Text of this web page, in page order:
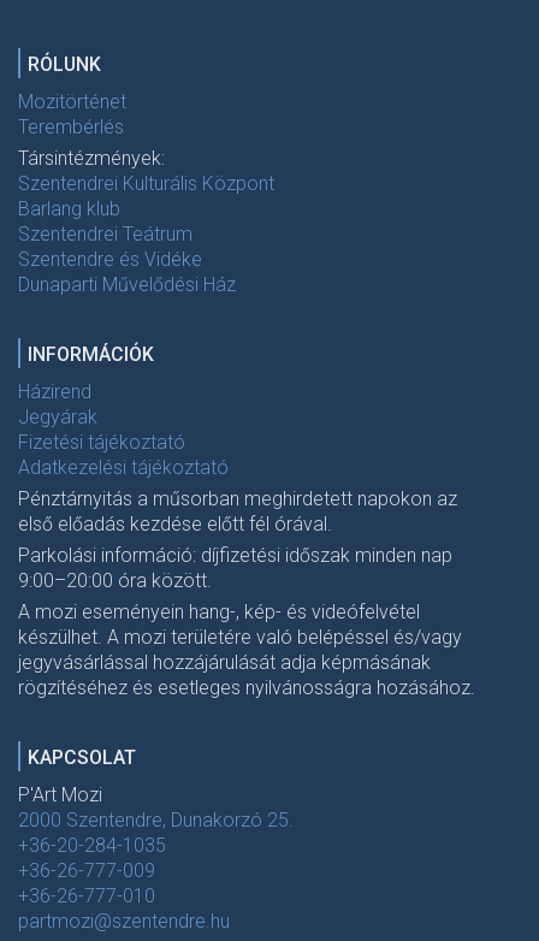
RÓLUNK
Mozitörténet
Terembérlés
Társintézmények:
Szentendrei Kulturális Központ
Barlang klub
Szentendrei Teátrum
Szentendre és Vidéke
Dunaparti Művelődési Ház
INFORMÁCIÓK
Házirend
Jegyárak
Fizetési tájékoztató
Adatkezelési tájékoztató
Pénztárnyitás a műsorban meghirdetett napokon az
első előadás kezdése előtt fél órával.
Parkolási információ: díjfizetési időszak minden nap
9:00–20:00 óra között.
A mozi eseményein hang-, kép- és videófelvétel
készülhet. A mozi területére való belépéssel és/vagy
jegyvásárlással hozzájárulását adja képmásának
rögzítéséhez és esetleges nyilvánosságra hozásához.
KAPCSOLAT
P'Art Mozi
2000 Szentendre, Dunakorzó 25.
+36-20-284-1035
+36-26-777-009
+36-26-777-010
partmozi@szentendre.hu